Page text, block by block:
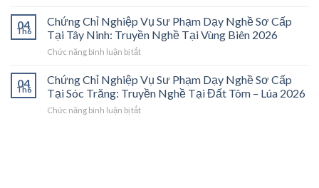
Cánh
Cửa
Nghề
“Thầy
Nghề”
Ở
Trung
Tâm
Cấp
Tại
Trà
Vinh
Bệ
Phóng
Cho
Thợ
Chỉ
Nghiệp
Vụ
Sư
Dạy
Nghề
Sơ
Cấp
04
Th6
Chứng Chỉ Nghiệp Vụ Sư Phạm Dạy Nghề Sơ Cấp
Tại Tây Ninh: Truyền Nghề Tại Vùng Biên 2026
Chức năng bình luận bị tắtở
Chỉ
Nghiệp
Vụ
Sư
04
Th6
Chứng Chỉ Nghiệp Vụ Sư Phạm Dạy Nghề Sơ Cấp
Tại Sóc Trăng: Truyền Nghề Tại Đất Tôm – Lúa 2026
Chức năng bình luận bị tắtở